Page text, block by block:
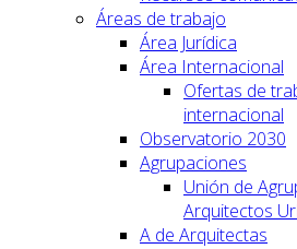
Áreas de trabajo
Área Jurídica
Área Internacional
Ofertas de
internacional
Observatorio 2030
Agrupaciones
Unión de
Arquitectos
A de Arquitectas